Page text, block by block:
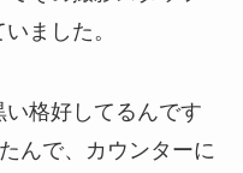
ました。
格好してるんです
んで、カウンターに